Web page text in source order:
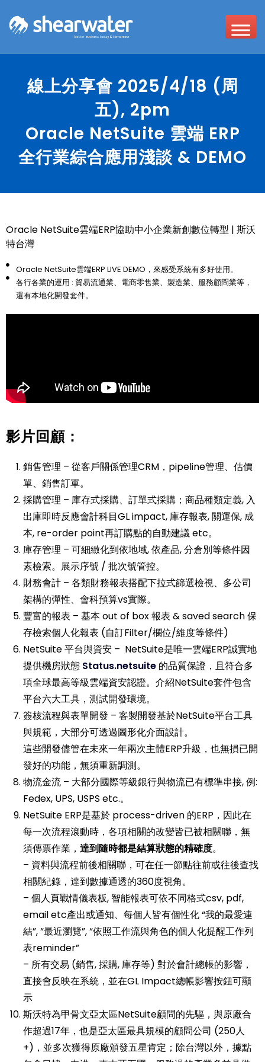
線上分享會 2025/4/18 (周
五), 2pm
Oracle NetSuite 雲端 ERP
全行業綜合應用淺談 & DEMO
Oracle NetSuite雲端ERP協助中小企業新創數位轉型 | 斯沃
特台灣
Oracle NetSuite雲端ERP LIVE DEMO，來感受系統有多好使用。
各行各業的運用 : 貿易流通業、電商零售業、製造業、服務顧問業等，
還有本地化開發套件。
影片回顧：
銷售管理 –從客戶關係管理CRM，pipeline管理、估價
單、銷售訂單。
採購管理 – 庫存式採購、訂單式採購；商品種類定義, 入
出庫即時反應會計科目GL impact, 庫存報表, 關運保, 成
本, re-order point再訂購點的自動建議 etc。
庫存管理 – 可細緻化到依地域, 依產品, 分倉別等條件因
素檢索。展示序號 / 批次號管控。
財務會計 – 各類財務報表搭配下拉式篩選檢視、多公司
架構的彈性、會科預算vs實際。
豐富的報表 – 基本 out of box 報表 & saved search 保
存檢索個人化報表 (自訂Filter/欄位/維度等條件)
NetSuite 平台與資安 – NetSuite是唯一雲端ERP誠實地
提供機房狀態 Status.netsuite 的品質保證，且符合多
項全球最高等級雲端資安認證。介紹NetSuite套件包含
平台六大工具，測試開發環境。
簽核流程與表單開發 – 客製開發基於NetSuite平台工具
與規範，大部分可透過圖形化介面設計。
這些開發儘管在未來一年兩次主體ERP升級，也無損已開
發好的功能，無須重新調測。
物流金流 – 大部分國際等級銀行與物流已有標準串接, 例:
Fedex, UPS, USPS etc.。
NetSuite ERP是基於 process-driven 的ERP，因此在
每一次流程滾動時，各項相關的改變皆已被相關聯，無
須傳票作業，達到隨時都是結算狀態的精確度。
– 資料與流程前後相關聯，可在任一節點往前或往後查找
相關紀錄，達到數據通透的360度視角。
– 個人頁戰情儀表板, 智能報表可依不同格式csv, pdf,
email etc產出或通知、每個人皆有個性化 “我的最愛連
結”, “最近瀏覽”, “依照工作流與角色的個人化提醒工作列
表reminder”
– 所有交易 (銷售, 採購, 庫存等) 對於會計總帳的影響，
直接會反映在系統，並在GL Impact總帳影響按鈕可顯
示
斯沃特為甲骨文亞太區NetSuite顧問的先驅，與原廠合
作超過17年，也是亞太區最具規模的顧問公司 (250人
+)，並多次獲得原廠頒發五星肯定；除台灣以外，據點